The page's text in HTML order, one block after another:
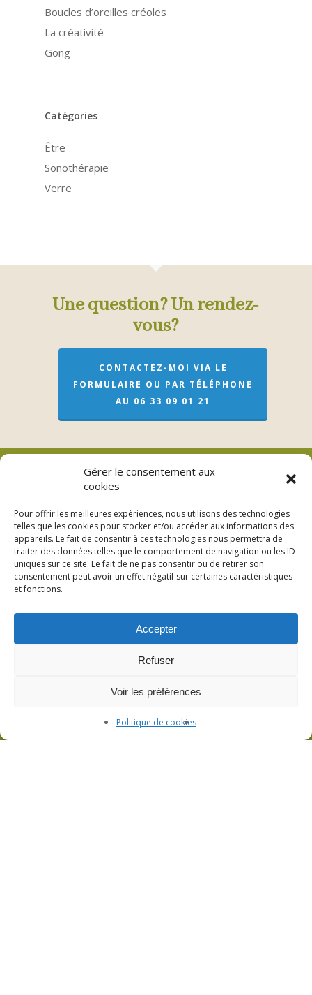
Gérer le consentement aux
cookies
Pour offrir les meilleures expériences, nous utilisons des technologies
telles que les cookies pour stocker et/ou accéder aux informations des
appareils. Le fait de consentir à ces technologies nous permettra de
traiter des données telles que le comportement de navigation ou les ID
uniques sur ce site. Le fait de ne pas consentir ou de retirer son
consentement peut avoir un effet négatif sur certaines caractéristiques
et fonctions.
Accepter
Refuser
Voir les préférences
Politique de cookies
Boucles d’oreilles créoles
La créativité
Gong
Catégories
Être
Sonothérapie
Verre
Une question? Un rendez-
vous?
CONTACTEZ-MOI VIA LE
FORMULAIRE OU PAR TÉLÉPHONE
AU 06 33 09 01 21
L’adresse pour les soins sur rendez-vous
3bis Rue de Lorraine – 53200 Fromentières
06 33 09 01 21